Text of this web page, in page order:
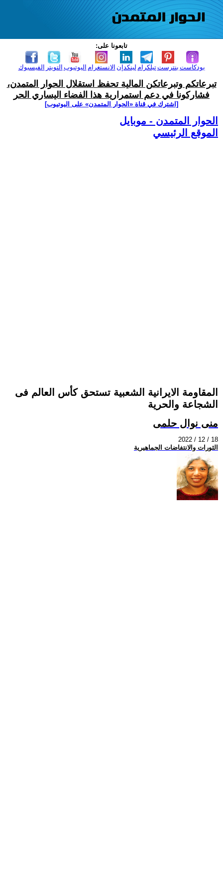
تابعونا على:
الفيسبوك التويتر اليوتيوب الانستغرام لينكدإن تيلكرامبنترست بودكاست
تبرعاتكم وتبرعاتكن المالية تحفظ استقلال الحوار المتمدن،
فشاركونا في دعم استمرارية هذا الفضاء اليساري الحر
[اشترك في قناة ‫«الحوار المتمدن» على اليوتيوب]
الحوار المتمدن - موبايل
الموقع الرئيسي
المقاومة الايرانية الشعبية تستحق كأس العالم فى
الشجاعة والحرية
منى نوال حلمى
2022 / 12 / 18
الثورات والانتفاضات الجماهيرية